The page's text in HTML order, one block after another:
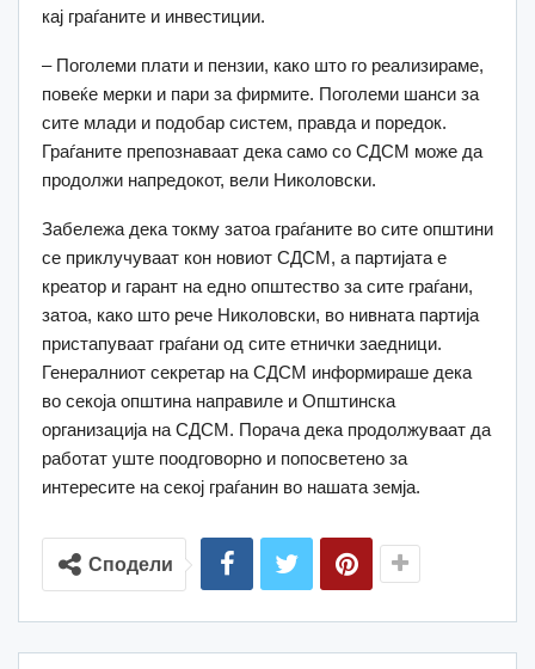
кај граѓаните и инвестиции.
– Поголеми плати и пензии, како што го реализираме,
повеќе мерки и пари за фирмите. Поголеми шанси за
сите млади и подобар систем, правда и поредок.
Граѓаните препознаваат дека само со СДСМ може да
продолжи напредокот, вели Николовски.
Забележа дека токму затоа граѓаните во сите општини
се приклучуваат кон новиот СДСМ, а партијата е
креатор и гарант на едно општество за сите граѓани,
затоа, како што рече Николовски, во нивната партија
пристапуваат граѓани од сите етнички заедници.
Генералниот секретар на СДСМ информираше дека
во секоја општина направиле и Општинска
организација на СДСМ. Порача дека продолжуваат да
работат уште поодговорно и попосветено за
интересите на секој граѓанин во нашата земја.
Сподели